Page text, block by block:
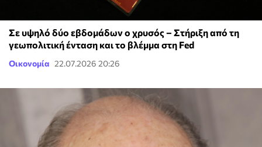
Σε υψηλό δύο εβδομάδων ο χρυσός – Στήριξη από τη
γεωπολιτική ένταση και το βλέμμα στη Fed
Οικονομία 22.07.2026 20:26